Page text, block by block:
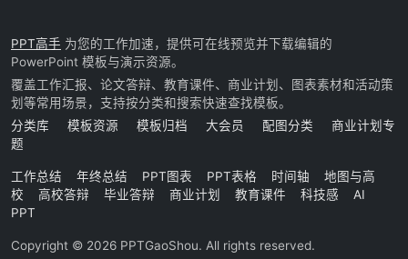
PPT高手 为您的工作加速，提供可在线预览并下载编辑的
PowerPoint 模板与演示资源。
覆盖工作汇报、论文答辩、教育课件、商业计划、图表素材和活动策
划等常用场景，支持按分类和搜索快速查找模板。
分类库
模板资源 模板归档 大会员 配图分类
商业计划专
题
工作总结 年终总结 PPT图表 PPT表格 时间轴
地图与高
校
高校答辩 毕业答辩 商业计划 教育课件 科技感
AI
PPT
Copyright © 2026 PPTGaoShou. All rights reserved.